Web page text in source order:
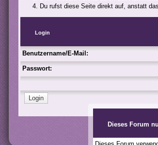
Dieses Forum
Du rufst diese Seite direkt auf, anstatt
Login
Benutzername/E-Mail:
Passwort: